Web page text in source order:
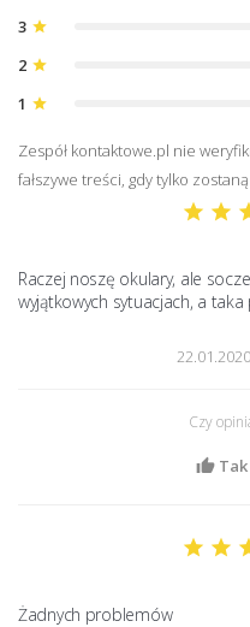
3 star
2 star
1 star
Zespół kontaktowe.pl nie
fałszywe treści, gdy tylko
Raczej noszę okulary, ale
wyjątkowych sytuacjach, a
Czy
Tak
Żadnych problemów